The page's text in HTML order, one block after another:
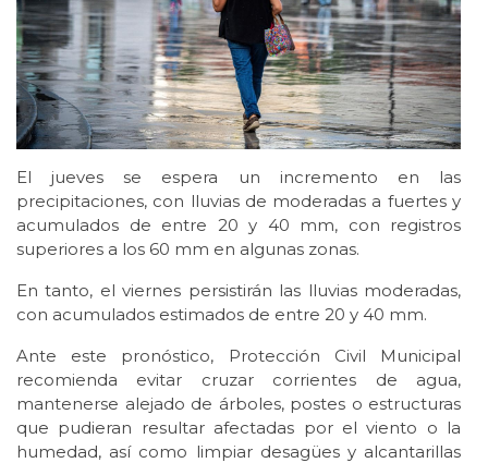
El jueves se espera un incremento en las
precipitaciones, con lluvias de moderadas a fuertes y
acumulados de entre 20 y 40 mm, con registros
superiores a los 60 mm en algunas zonas.
En tanto, el viernes persistirán las lluvias moderadas,
con acumulados estimados de entre 20 y 40 mm.
Ante este pronóstico, Protección Civil Municipal
recomienda evitar cruzar corrientes de agua,
mantenerse alejado de árboles, postes o estructuras
que pudieran resultar afectadas por el viento o la
humedad, así como limpiar desagües y alcantarillas